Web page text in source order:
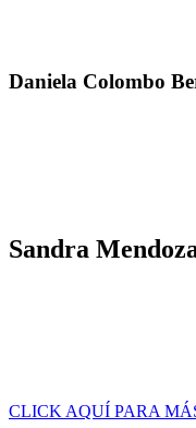
Daniela Colombo
Sandra
CLICK AQUÍ PARA